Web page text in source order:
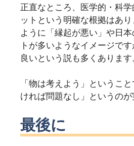
正直なところ、医学的・科
ットという明確な根拠はあ
ように「縁起が悪い」や日
トが多いようなイメージで
良いという説も多くあります
「物は考えよう」というこ
ければ問題なし」というのが
最後に